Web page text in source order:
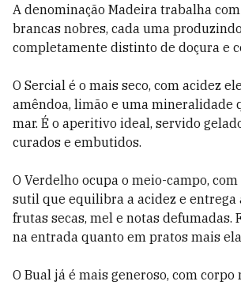
A denominação Madeira trabalha
brancas nobres, cada uma
completamente distinto de doçura e
O Sercial é o mais seco, com acidez
amêndoa, limão e uma mineralidade
mar. É o aperitivo ideal, servido
curados e embutidos.
O Verdelho ocupa o meio-campo,
sutil que equilibra a acidez e entrega
frutas secas, mel e notas defumadas.
na entrada quanto em pratos mais
O Bual já é mais generoso, com corpo